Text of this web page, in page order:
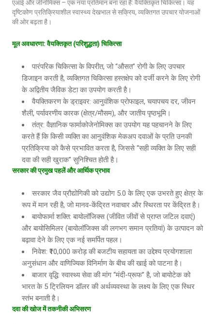
एआई और जीनोमिक्स – एक नया प्रतिमान बना रहा है: वैयक्तिकृत चिकित्सा। यह
दृष्टिकोण प्रतिक्रियाशील स्वास्थ्य देखभाल से सक्रिय, व्यक्तिगत उपचार योजनाओं
की ओर बढ़ता है।
मूल अवधारणा: वैयक्तिकृत (परिशुद्धता) चिकित्सा
पारंपरिक चिकित्सा के विपरीत, जो “औसत” रोगी के लिए उपचार
डिजाइन करती है, व्यक्तिगत चिकित्सा हस्तक्षेप को दर्जी करने के लिए रोगी
के अद्वितीय जैविक डेटा का उपयोग करती है।
वैयक्तिकरण के ड्राइवर: आनुवंशिक प्रोफाइल, चयापचय दर, जीवन
शैली, पर्यावरणीय कारक (क्षेत्र/मौसम), और जातीय पृष्ठभूमि।
तंत्र: वैज्ञानिक फार्माकोजेनोमिक्स का उपयोग यह पहचानने के लिए
करते हैं कि किसी व्यक्ति का आनुवंशिक मेकअप दवाओं के प्रति उनकी
प्रतिक्रिया को कैसे प्रभावित करता है, जिससे “सही व्यक्ति के लिए सही
दवा की सही खुराक” सुनिश्चित होती है।
सरकार की प्रमुख पहलें और आर्थिक प्रभाव
सरकार जैव प्रौद्योगिकी को उद्योग 5.0 के लिए एक उभरते हुए क्षेत्र के
रूप में मान रही है, जो मानव-केंद्रित नवाचार और स्थिरता पर केंद्रित है।
बायोफार्मा शक्ति: बायोलॉजिक्स (जीवित जीवों से प्राप्त जटिल दवाएं)
और बायोसिमिलर (बायोलॉजिक्स की लगभग समान प्रतियां) के उत्पादन को
बढ़ावा देने के लिए एक नई समर्पित पहल।
निवेश: ₹10,000 करोड़ की बजटीय सहायता का उद्देश्य प्रयोगशाला
अनुसंधान और वाणिज्यिक विनिर्माण के बीच की खाई को पाटना है।
बाजार वृद्धि: स्वास्थ्य सेवा की मांग “मंदी-प्रूफ” है, जो बायोटेक को
भारत के 5 ट्रिलियन डॉलर की अर्थव्यवस्था के लक्ष्य के लिए एक स्थिर
स्तंभ बनाती है।
दवा की खोज में तकनीकी अभिसरण